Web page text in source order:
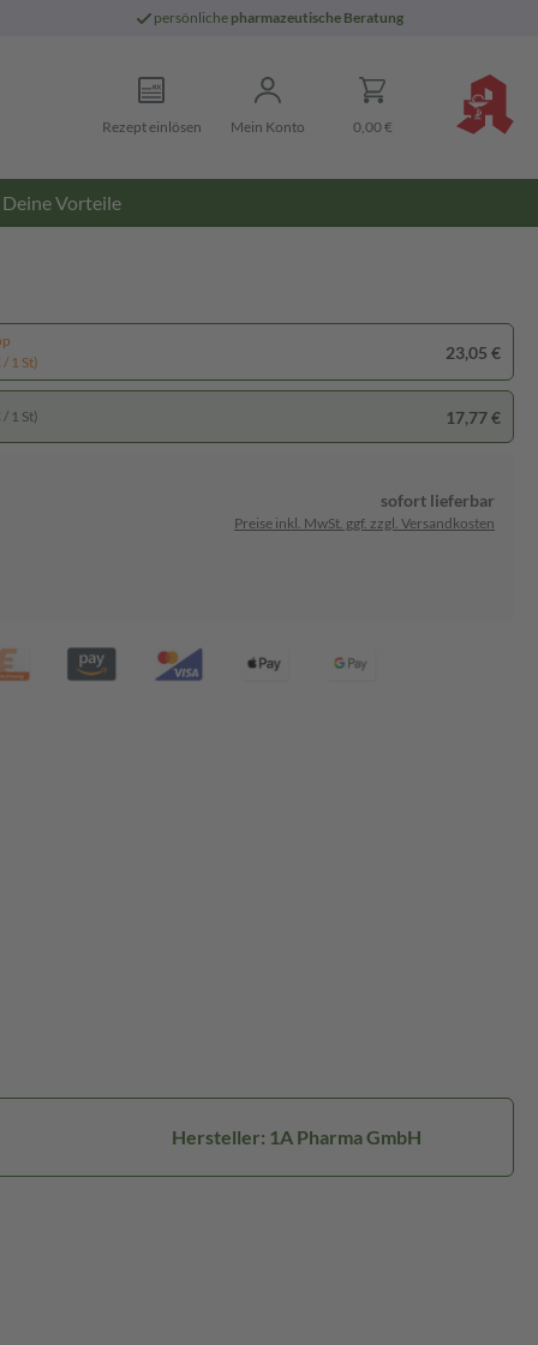
persönliche pharmazeutische Beratung
Rezept einlösen Mein Konto 0,00 €
Deine Vorteile
1 St)
23,05 €
1 St) 17,77 €
sofort lieferbar
Preise inkl. MwSt. ggf. zzgl. Versandkosten
Hersteller: 1A Pharma GmbH